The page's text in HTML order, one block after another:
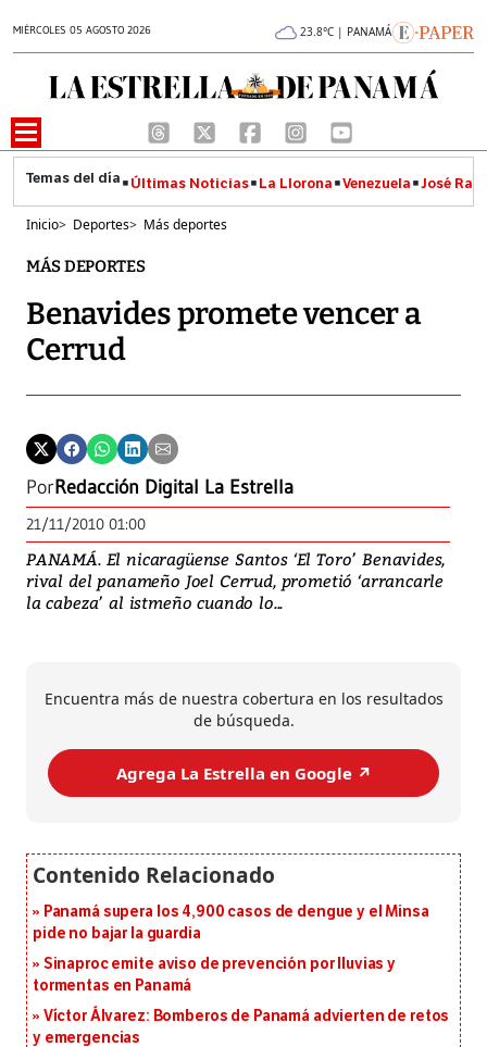
MIÉRCOLES 05 AGOSTO 2026 23.8°C | PANAMÁ
Últimas Noticias La Llorona Venezuela José
Inicio> Deportes> Más deportes
MÁS DEPORTES
Benavides promete vencer a
Cerrud
PorRedacción Digital La Estrella
21/11/2010 01:00
PANAMÁ. El nicaragüense Santos ‘El Toro’ Benavides,
rival del panameño Joel Cerrud, prometió ‘arrancarle
la cabeza’ al istmeño cuando lo...
Encuentra más de nuestra cobertura en los resultados
de búsqueda.
Agrega La Estrella en Google ↗️
Panamá supera los 4,900 casos de dengue y el Minsa
pide no bajar la guardia
Sinaproc emite aviso de prevención por lluvias y
tormentas en Panamá
Víctor Álvarez: Bomberos de Panamá advierten de retos
y emergencias